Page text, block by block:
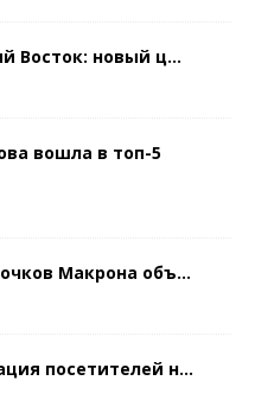
Восток: новый ц...
вошла в топ-5
Макрона объ...
посетителей н...